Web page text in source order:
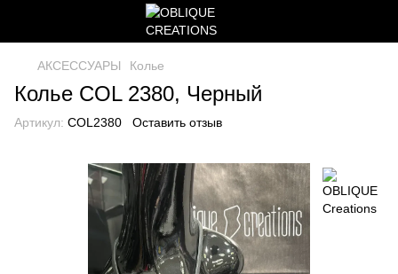
АКСЕССУАРЫ Колье
Колье COL 2380, Черный
Артикул: COL2380 Оставить отзыв